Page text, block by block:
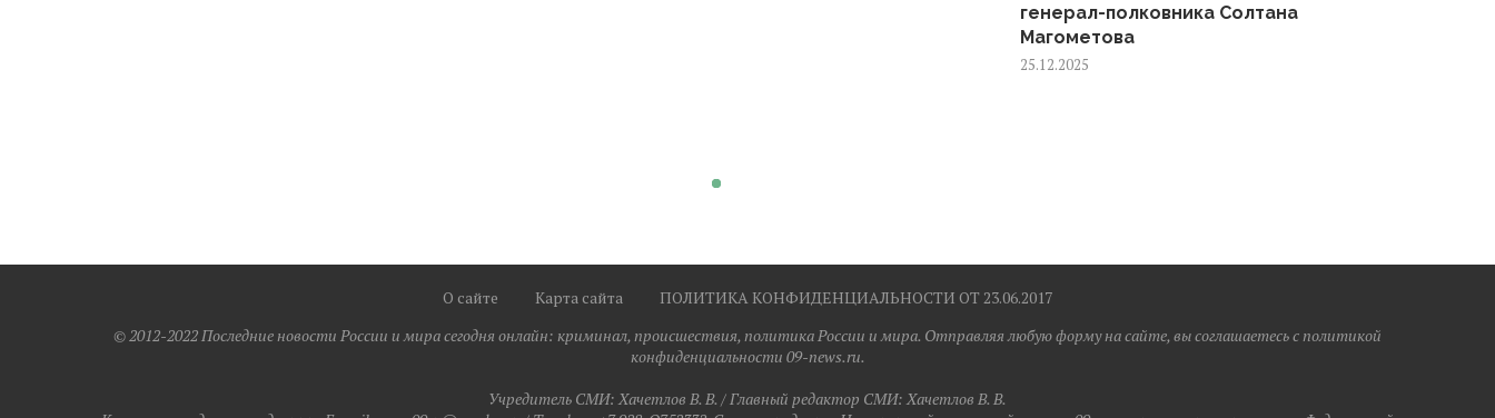
генерал-полковника Солтана
Магометова
25.12.2025
О сайте Карта сайта
ПОЛИТИКА КОНФИДЕНЦИАЛЬНОСТИ ОТ 23.06.2017
© 2012-2022 Последние новости России и мира сегодня онлайн: криминал, происшествия, политика России и мира. Отправляя любую форму на сайте, вы соглашаетесь с политикой
конфиденциальности 09-news.ru.
Учредитель СМИ: Хaчeтлoв B. B. / Главный редактор СМИ: Хaчeтлoв B. B.